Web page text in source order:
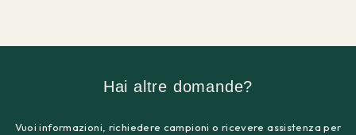
Hai altre domande?
Vuoi informazioni, richiedere campioni o ricevere assistenza per